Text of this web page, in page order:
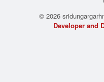
© 2026
Developer and